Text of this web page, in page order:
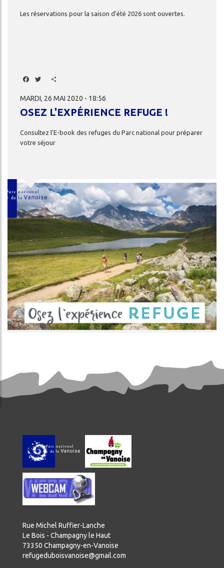
Les réservations pour la saison d'été 2026 sont ouvertes.
Facebook
Twitter
MARDI, 26 MAI 2020 - 18:56
OSEZ L'EXPÉRIENCE REFUGE !
Consultez l'E-book des refuges du Parc national pour préparer
votre séjour
Image
Rue Michel Ruffier-Lanche
Le Bois - Champagny le Haut
73350 Champagny-en-Vanoise
refugeduboisvanoise@gmail.com